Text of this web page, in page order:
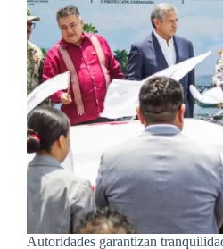
Autoridades garantizan